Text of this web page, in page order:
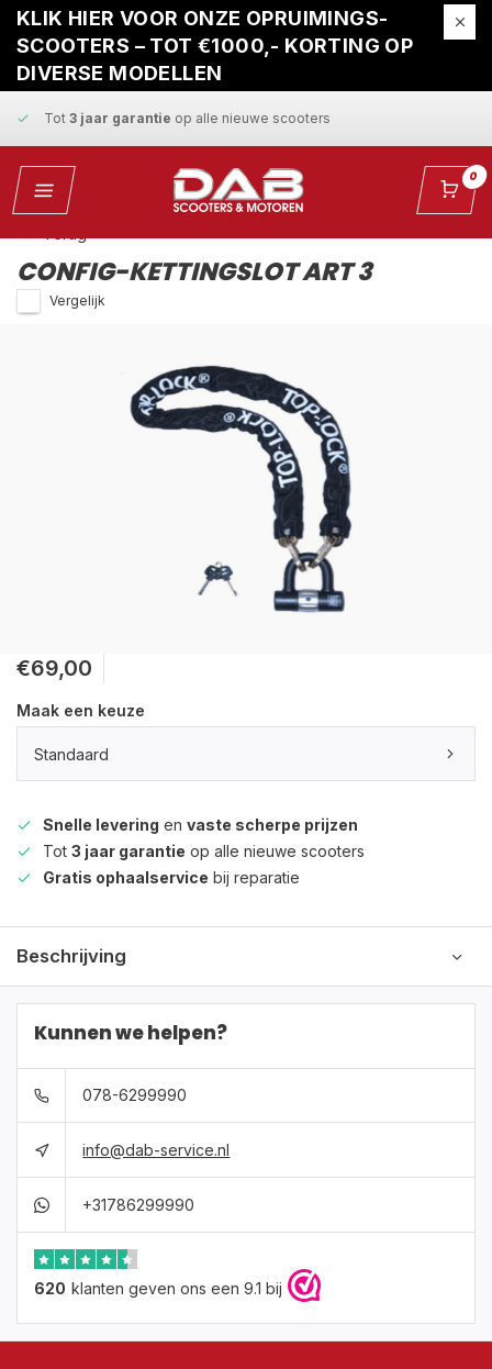
KLIK HIER VOOR ONZE OPRUIMINGS-
SCOOTERS – TOT €1000,- KORTING OP
DIVERSE MODELLEN
Gratis ophaalservicebij reparatie
Snelle leveringen vaste scherpe prijzen
Tot 3 jaar garantie op alle nieuwe scooters
Gratis ophaalservicebij reparatie 0
CONFIG-KETTINGSLOT ART 3
Vergelijk
€69,00
Maak een keuze
Standaard
Snelle levering en vaste scherpe prijzen
Tot 3 jaar garantie op alle nieuwe scooters
Gratis ophaalservice bij reparatie
Beschrijving
Kunnen we helpen?
078-6299990
info@dab-service.nl
+31786299990
620 klanten geven ons een 9.1 bij